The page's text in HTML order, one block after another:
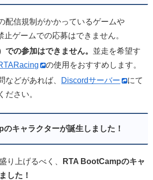
配信規制がかかっているゲームや
止ゲームでの応募はできません。
での参加はできません。 並走を希望す
の使用をおすすめします。
などがあれば、
Discordサーバー
にて
ださい。
キャラクターが誕生しました！
り上げるべく、
RTA BootCampのキャ
した！